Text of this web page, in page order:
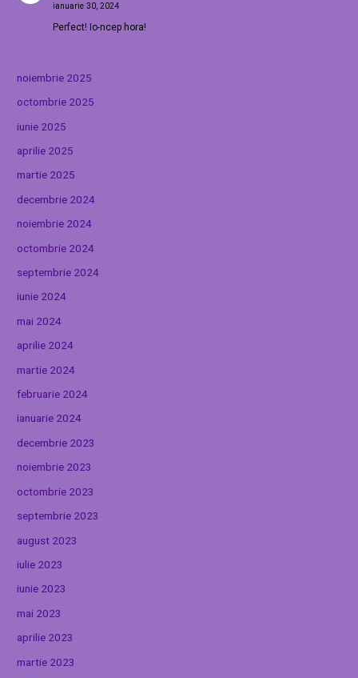
ianuarie 30, 2024
Perfect! Io-ncep hora!
noiembrie 2025
octombrie 2025
iunie 2025
aprilie 2025
martie 2025
decembrie 2024
noiembrie 2024
octombrie 2024
septembrie 2024
iunie 2024
mai 2024
aprilie 2024
martie 2024
februarie 2024
ianuarie 2024
decembrie 2023
noiembrie 2023
octombrie 2023
septembrie 2023
august 2023
iulie 2023
iunie 2023
mai 2023
aprilie 2023
martie 2023